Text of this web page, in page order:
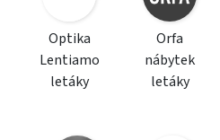
Optika
Lentiamo
letáky
Orfa
nábytek
letáky